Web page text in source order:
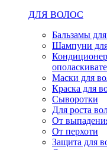
ДЛЯ ВОЛОС
Бальзамы
Шампуни
Маски для
Краска для
Сыворотки
Для роста
От
От перхоти
Защита для